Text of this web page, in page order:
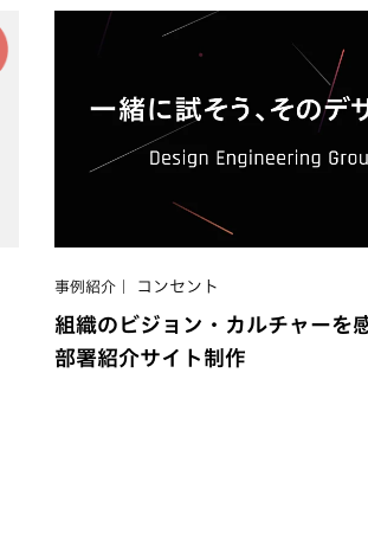
事例紹介 コンセント
組織のビジョン・カルチャーを
部署紹介サイト制作